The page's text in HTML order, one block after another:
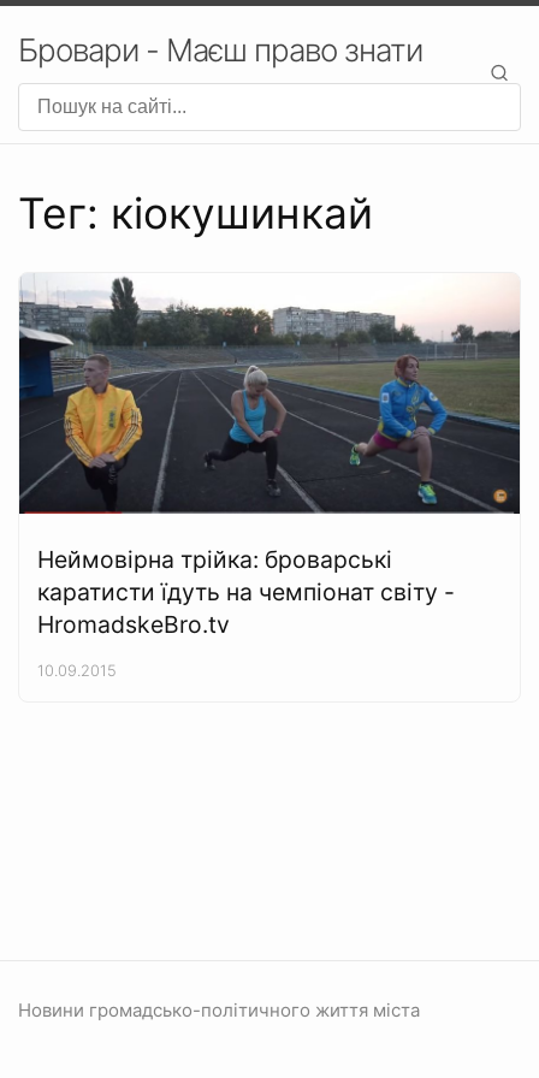
Бровари - Маєш право знати
Тег: кіокушинкай
Неймовірна трійка: броварські
каратисти їдуть на чемпіонат світу -
HromadskeBro.tv
10.09.2015
Новини громадсько-політичного життя міста